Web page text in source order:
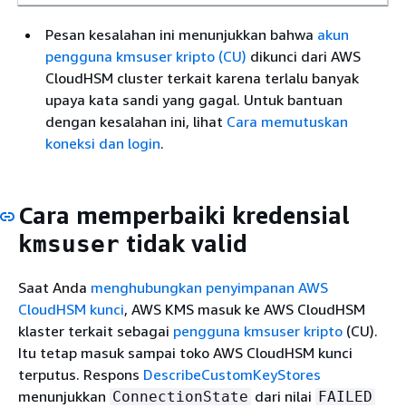
Pesan kesalahan ini menunjukkan bahwa akun
pengguna kmsuser kripto (CU) dikunci dari AWS
CloudHSM cluster terkait karena terlalu banyak
upaya kata sandi yang gagal. Untuk bantuan
dengan kesalahan ini, lihat Cara memutuskan
koneksi dan login.
Cara memperbaiki kredensial
kmsuser tidak valid
Saat Anda menghubungkan penyimpanan AWS
CloudHSM kunci, AWS KMS masuk ke AWS CloudHSM
klaster terkait sebagai pengguna kmsuser kripto (CU).
Itu tetap masuk sampai toko AWS CloudHSM kunci
terputus. Respons DescribeCustomKeyStores
menunjukkan ConnectionState dari nilai FAILED